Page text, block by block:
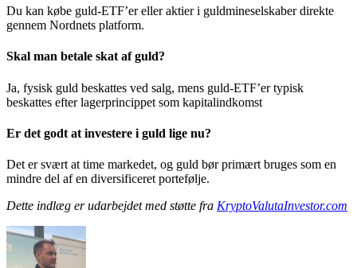
Du kan købe guld-ETF’er eller aktier i guldmineselskaber direkte
gennem Nordnets platform.
Skal man betale skat af guld?
Ja, fysisk guld beskattes ved salg, mens guld-ETF’er typisk
beskattes efter lagerprincippet som kapitalindkomst
Er det godt at investere i guld lige nu?
Det er svært at time markedet, og guld bør primært bruges som en
mindre del af en diversificeret portefølje.
Dette indlæg er udarbejdet med støtte fra KryptoValutaInvestor.com